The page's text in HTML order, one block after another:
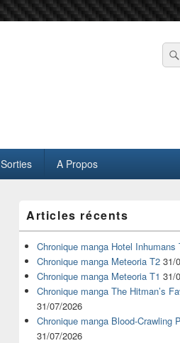
Sorties A Propos
principale
de
widget
pour
barre
latérale
Articles récents
Chronique manga Hotel Inhumans
Chronique manga Meteoria T2 31/
Chronique manga Meteoria T1 31/
Chronique manga The Hitman’s
31/07/2026
Chronique manga Blood-Crawling
31/07/2026